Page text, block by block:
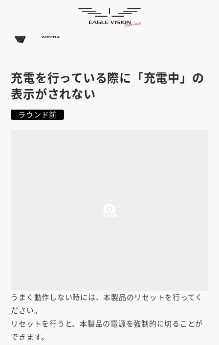
ゴルフナビ
ピンポジ君PIN POSITION
対応コースCOURSE
公式オンラインショップ
よくあるご質問
充電を行っている際に「充電中」の
表示がされない
ラウンド前
うまく動作しない時には、本製品のリセットを行ってく
ださい。
リセットを行うと、本製品の電源を強制的に切ることが
できます。